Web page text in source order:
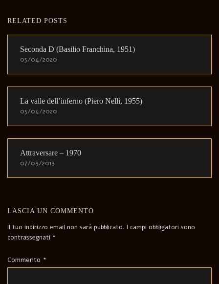
RELATED POSTS
Seconda D (Basilio Franchina, 1951)
05/04/2020
La valle dell’inferno (Piero Nelli, 1955)
05/04/2020
Attraversare – 1970
07/03/2013
LASCIA UN COMMENTO
Il tuo indirizzo email non sarà pubblicato. I campi obbligatori sono
contrassegnati *
Commento *